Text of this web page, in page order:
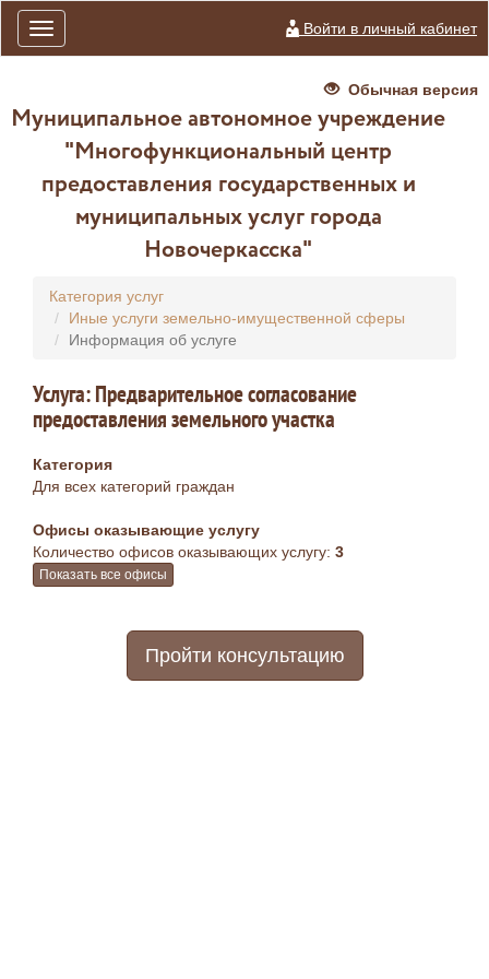
Toggle
navigation
Войти в личный кабинет
Обычная версия
Муниципальное автономное учреждение
"Многофункциональный центр
предоставления государственных и
муниципальных услуг города
Новочеркасска"
Категория услуг
Иные услуги земельно-имущественной сферы
Информация об услуге
Услуга: Предварительное согласование
предоставления земельного участка
Категория
Для всех категорий граждан
Офисы оказывающие услугу
Количество офисов оказывающих услугу: 3
Показать все офисы
Пройти консультацию